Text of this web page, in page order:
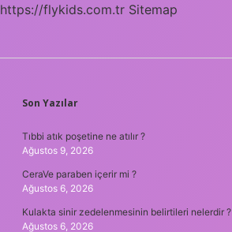
https://flykids.com.tr Sitemap
SIDEBAR
Son Yazılar
Tıbbi atık poşetine ne atılır ?
Ağustos 9, 2026
CeraVe paraben içerir mi ?
Ağustos 6, 2026
Kulakta sinir zedelenmesinin belirtileri nelerdir ?
Ağustos 6, 2026